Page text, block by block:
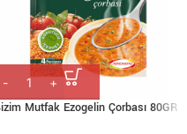
Mutfak Ezogelin Çorbası 80GR